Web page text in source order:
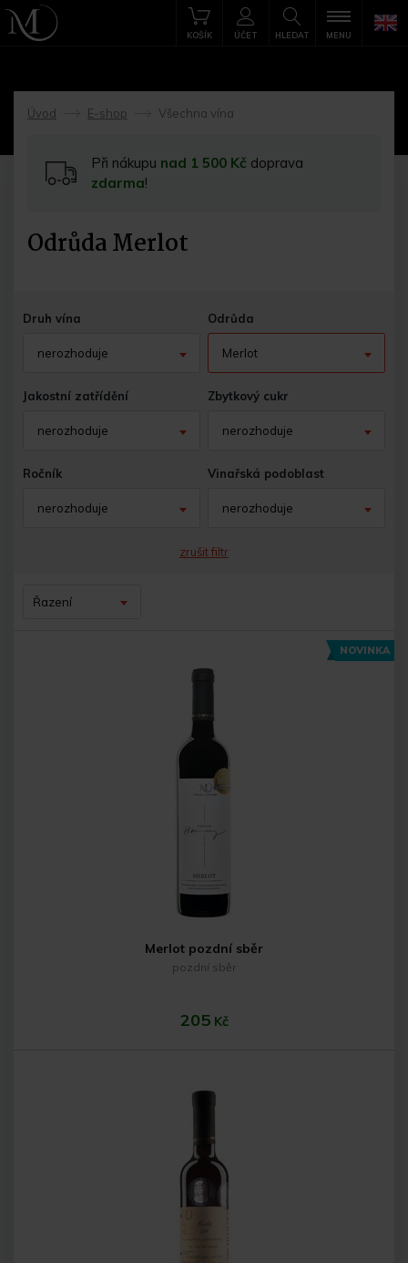
HLEDAT
KOŠÍK ÚČET MENU
Úvod
->
E-shop
->
Všechna vína
Při nákupu nad 1 500 Kč doprava
zdarma!
Odrůda Merlot
Druh vína
nerozhoduje
Odrůda
Merlot
Jakostní zatřídění
nerozhoduje
Zbytkový cukr
nerozhoduje
Ročník
nerozhoduje
Vinařská podoblast
nerozhoduje
zrušit filtr
Řazení
Merlot pozdní sběr
pozdní sběr
205 Kč
NOVINKA
Do košíku